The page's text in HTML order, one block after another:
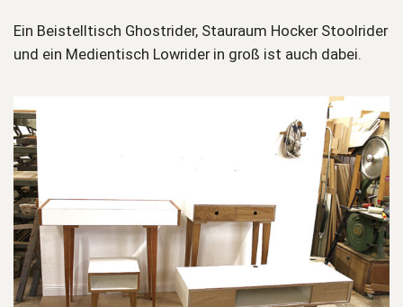
Ein Beistelltisch Ghostrider, Stauraum Hocker Stoolrider
und ein Medientisch Lowrider in groß ist auch dabei.